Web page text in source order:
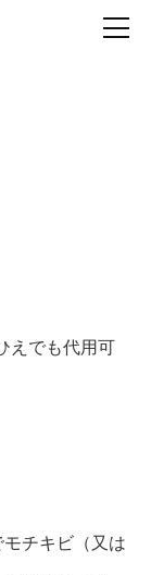
えでも代用可
チキビ（又は